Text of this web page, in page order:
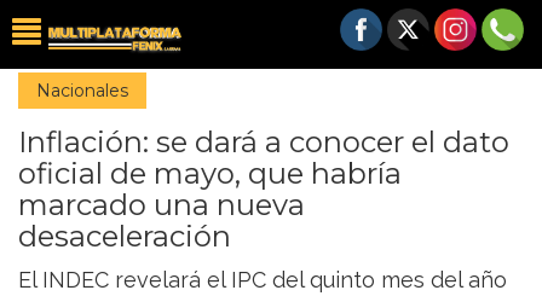
Nacionales
Inflación: se dará a conocer el dato
oficial de mayo, que habría
marcado una nueva
desaceleración
El INDEC revelará el IPC del quinto mes del año